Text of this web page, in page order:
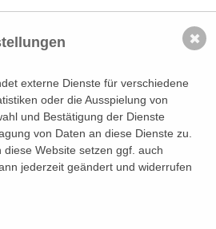
1
1020 Wien
(–>Google Maps)
Kontakt
T (+43 1) 546 64-0
Eoffice@wirtschaftsverlag.at
externe Dienste für verschiedene
oder die Ausspielung von
und Bestätigung der Dienste
von Daten an diese Dienste zu.
diese Website setzen ggf. auch
jederzeit geändert und widerrufen
✖